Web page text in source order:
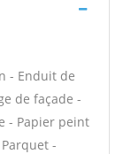
- Enduit de
de façade -
- Papier peint
-